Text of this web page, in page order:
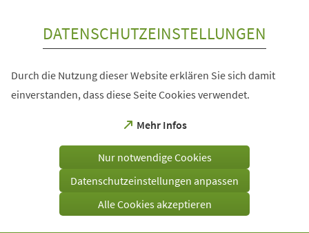
DATENSCHUTZEINSTELLUNGEN
Durch die Nutzung dieser Website erklären Sie sich damit
einverstanden, dass diese Seite Cookies verwendet.
Mehr Infos
(Öffnet
einem
Tab)
Nur notwendige Cookies
Datenschutzeinstellungen anpassen
Alle Cookies akzeptieren